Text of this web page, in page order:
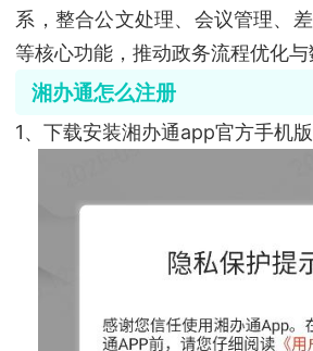
系，整合公文处理、会议管理、
等核心功能，推动政务流程优化与
湘办通怎么注册
1、下载安装湘办通app官方手机